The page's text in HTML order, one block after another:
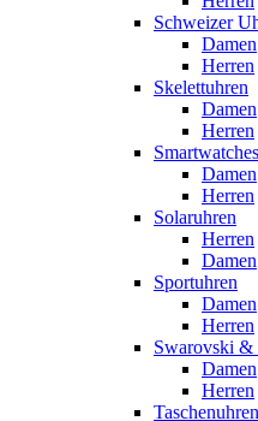
Schweizer
Damen
Herren
Skelettuhren
Damen
Herren
Smartwatches
Damen
Herren
Solaruhren
Herren
Damen
Sportuhren
Damen
Herren
Swarovski &
Damen
Herren
Taschenuhren